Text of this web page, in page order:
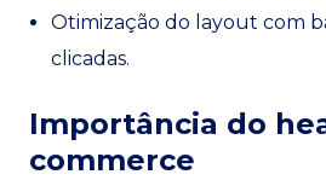
Otimização do layout com
clicadas.
Importância do
commerce